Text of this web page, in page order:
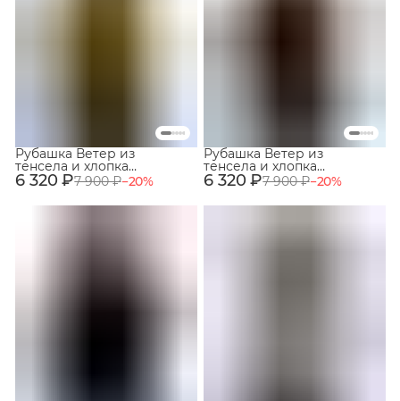
6 320 ₽7 900 ₽−20%
Рубашка Ветер из
тенсела и хлопка
Оливковый 6 320 ₽7 900 ₽−20%
Рубашка Ветер из
тенсела и хлопка
Каштановый